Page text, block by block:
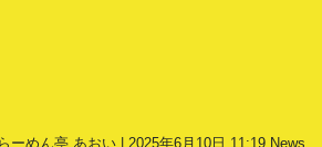
らーめん亭 あおい | 2025年6月10日 11:19 News